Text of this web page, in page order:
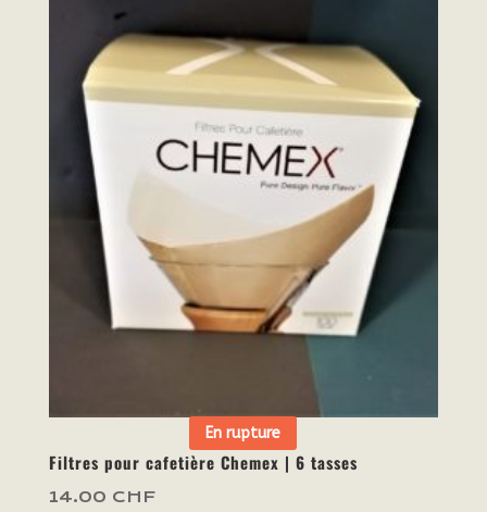
En rupture
Filtres pour cafetière Chemex | 6 tasses
14.00 CHF